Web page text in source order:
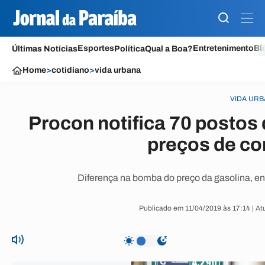
Últimas NotíciasEsportesPolíticaQual a Boa?Entretenimento
Home>cotidiano>vida urbana
VIDA
Procon notifica 70 postos
preços de
Diferença na bomba do preço da gasolina,
Publicado em 11/04/2019 às 17:14 |